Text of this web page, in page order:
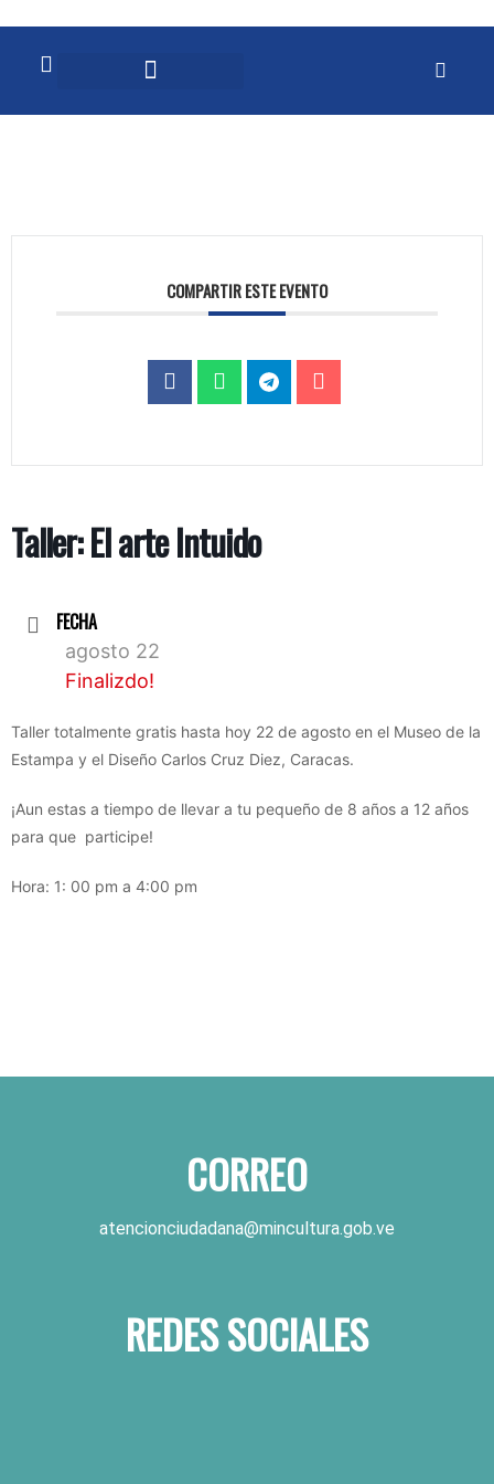
COMPARTIR ESTE EVENTO
Taller: El arte Intuido
FECHA
agosto 22
Finalizdo!
Taller totalmente gratis hasta hoy 22 de agosto en el Museo de la
Estampa y el Diseño Carlos Cruz Diez, Caracas.
¡Aun estas a tiempo de llevar a tu pequeño de 8 años a 12 años
para que participe!
Hora: 1: 00 pm a 4:00 pm
CORREO
atencionciudadana@mincultura.gob.ve
REDES SOCIALES